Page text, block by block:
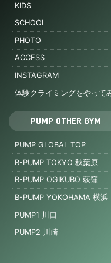
KIDS
SCHOOL
PHOTO
ACCESS
INSTAGRAM
体験クライミングをやって
PUMP OTHER GYM
PUMP GLOBAL TOP
B-PUMP TOKYO 秋葉原
B-PUMP OGIKUBO 荻窪
B-PUMP YOKOHAMA 横浜
PUMP1 川口
PUMP2 川崎